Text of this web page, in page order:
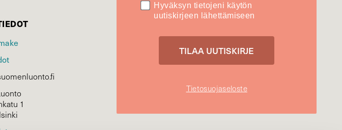
1
Hyväksyn tietojeni käytön
uutiskirjeen lähettämiseen
Tietosuojaseloste